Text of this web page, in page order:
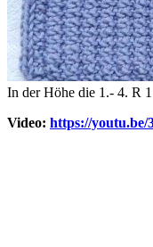
In der Höhe die 1.- 4. R
Video: https://youtu.be/